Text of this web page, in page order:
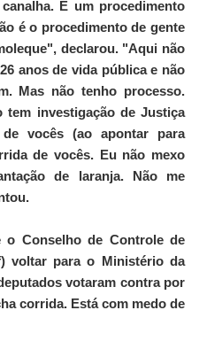
É um procedimento
é o procedimento de gente
declarou. "Aqui não
anos de vida pública e não
Mas não tenho processo.
tem investigação de Justiça
vocês (ao apontar para
de vocês. Eu não mexo
de laranja. Não me
Conselho de Controle de
voltar para o Ministério da
votaram contra por
corrida. Está com medo de